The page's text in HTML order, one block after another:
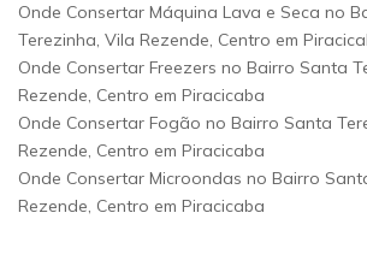
Onde Consertar Máquina Lava e Seca no
Terezinha, Vila Rezende, Centro em
Onde Consertar Freezers no Bairro Santa
Rezende, Centro em Piracicaba
Onde Consertar Fogão no Bairro Santa
Rezende, Centro em Piracicaba
Onde Consertar Microondas no Bairro
Rezende, Centro em Piracicaba